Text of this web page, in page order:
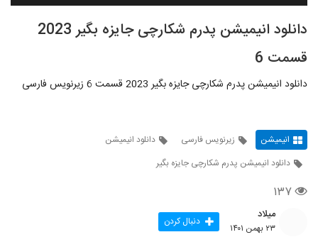
دانلود انیمیشن پدرم شکارچی جایزه بگیر 2023
قسمت 6
دانلود انیمیشن پدرم شکارچی جایزه بگیر 2023 قسمت 6 زیرنویس فارسی
انیمیشن زیرنویس فارسی
دانلود انیمیشن
دانلود انیمیشن پدرم شکارچی جایزه بگیر
۱۳۷
میلاد
۲۳ بهمن ۱۴۰۱ دنبال کردن